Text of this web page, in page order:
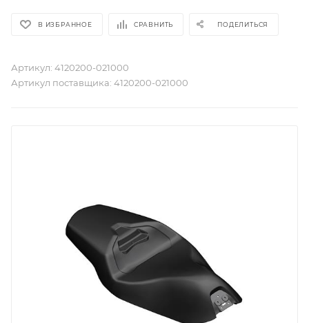
В ИЗБРАННОЕ СРАВНИТЬ ПОДЕЛИТЬСЯ
Артикул: 4120200-021000
Артикул поставщика: 4120200-021000